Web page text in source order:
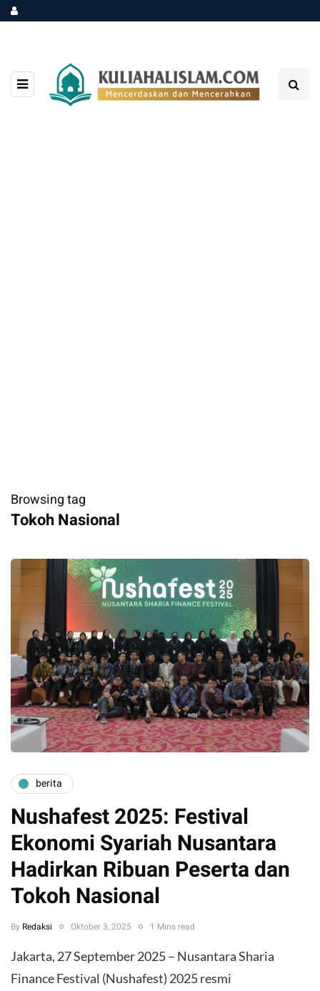
Browsing tag
Tokoh Nasional
berita
Nushafest 2025: Festival
Ekonomi Syariah Nusantara
Hadirkan Ribuan Peserta dan
Tokoh Nasional
By Redaksi Oktober 3, 2025 1 Mins read
Jakarta, 27 September 2025 – Nusantara Sharia
Finance Festival (Nushafest) 2025 resmi